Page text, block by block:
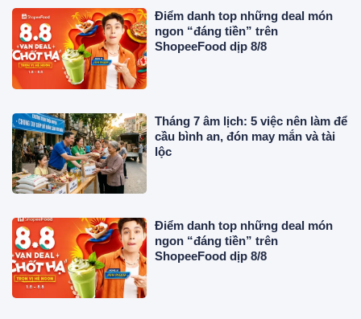
Điểm danh top những deal món
ngon “đáng tiền” trên
ShopeeFood dịp 8/8
Tháng 7 âm lịch: 5 việc nên làm để
cầu bình an, đón may mắn và tài
lộc
Điểm danh top những deal món
ngon “đáng tiền” trên
ShopeeFood dịp 8/8